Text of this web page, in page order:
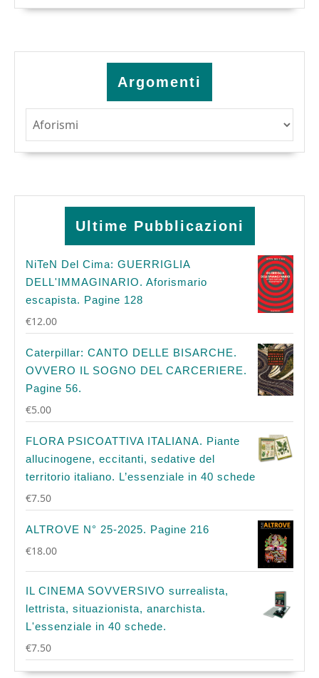
Argomenti
Ultime Pubblicazioni
NiTeN Del Cima: GUERRIGLIA
DELL'IMMAGINARIO. Aforismario
escapista. Pagine 128
€12.00
Caterpillar: CANTO DELLE BISARCHE.
OVVERO IL SOGNO DEL CARCERIERE.
Pagine 56.
€5.00
FLORA PSICOATTIVA ITALIANA. Piante
allucinogene, eccitanti, sedative del
territorio italiano. L’essenziale in 40 schede
€7.50
ALTROVE N° 25-2025. Pagine 216
€18.00
IL CINEMA SOVVERSIVO surrealista,
lettrista, situazionista, anarchista.
L'essenziale in 40 schede.
€7.50